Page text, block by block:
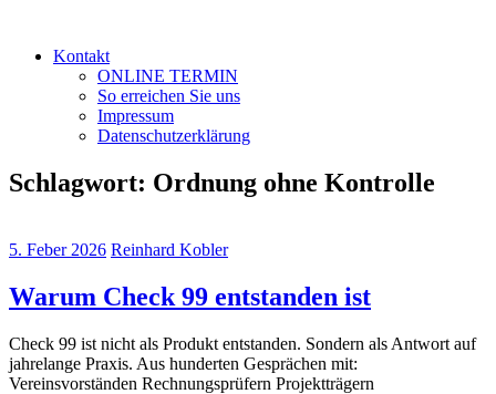
Kontakt
ONLINE TERMIN
So erreichen Sie uns
Impressum
Datenschutzerklärung
Schlagwort: Ordnung ohne Kontrolle
5. Feber 2026 Reinhard Kobler
Warum Check 99 entstanden ist
Check 99 ist nicht als Produkt entstanden. Sondern als Antwort auf
jahrelange Praxis. Aus hunderten Gesprächen mit:
Vereinsvorständen Rechnungsprüfern Projektträgern